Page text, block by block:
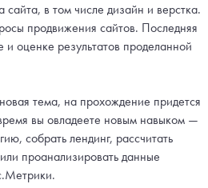
сайта, в том числе дизайн и верстка.
продвижения сайтов. Последняя
оценке результатов проделанной
тема, на прохождение придется
вы овладеете новым навыком —
собрать лендинг, рассчитать
проанализировать данные